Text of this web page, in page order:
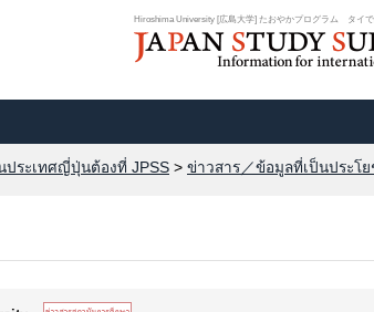
Hiroshima University [広島大学] たおやかプログラム タイ
ระเทศญี่ปุ่นต้องที่ JPSS > ข่าวสาร／ข้อมูลที่เป็นประโ